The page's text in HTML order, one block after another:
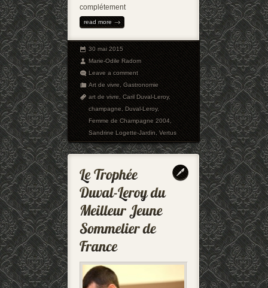
complétement
read more
30 mai 2015
Marie-Odile Radom
Leave a comment
Art de vivre,Gastronomie
art de vivre,Caril Duval-Leroy,
champagne,Duval-Leroy,
Femme de Champagne 2004,
Sandrine Logette-Jardin,Vertus